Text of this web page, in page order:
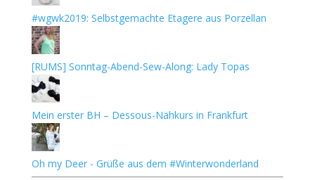
#wgwk2019: Selbstgemachte Etagere aus Porzellan
[RUMS] Sonntag-Abend-Sew-Along: Lady Topas
Mein erster BH – Dessous-Nähkurs in Frankfurt
Oh my Deer - Grüße aus dem #Winterwonderland